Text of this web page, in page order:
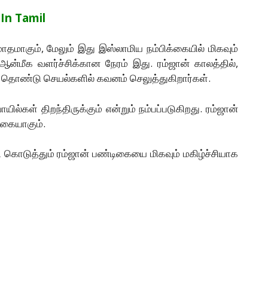
Tamil
மேலும் இது இஸ்லாமிய நம்பிக்கையில் மிகவும்
ஆன்மீக வளர்ச்சிக்கான நேரம் இது. ரம்ஜான் காலத்தில்,
தொண்டு செயல்களில் கவனம் செலுத்துகிறார்கள்.
திறந்திருக்கும் என்றும் நம்பப்படுகிறது. ரம்ஜான்
ரம்ஜான் பண்டிகையை மிகவும் மகிழ்ச்சியாக